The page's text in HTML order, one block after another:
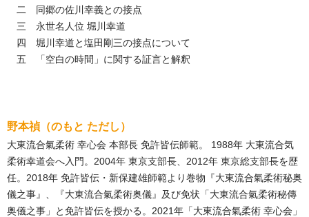
二 同郷の佐川幸義との接点
三 永世名人位 堀川幸道
四 堀川幸道と塩田剛三の接点について
五 「空白の時間」に関する証言と解釈
野本禎（のもと ただし）
大東流合氣柔術 幸心会 本部長 免許皆伝師範。 1988年 大東流合気
柔術幸道会へ入門。2004年 東京支部長、2012年 東京総支部長を歴
任。2018年 免許皆伝・新保建雄師範より巻物『大東流合氣柔術秘奥
儀之事』、『大東流合氣柔術奥儀』及び免状「大東流合氣柔術秘傳
奥儀之事」と免許皆伝を授かる。2021年「大東流合氣柔術 幸心会」